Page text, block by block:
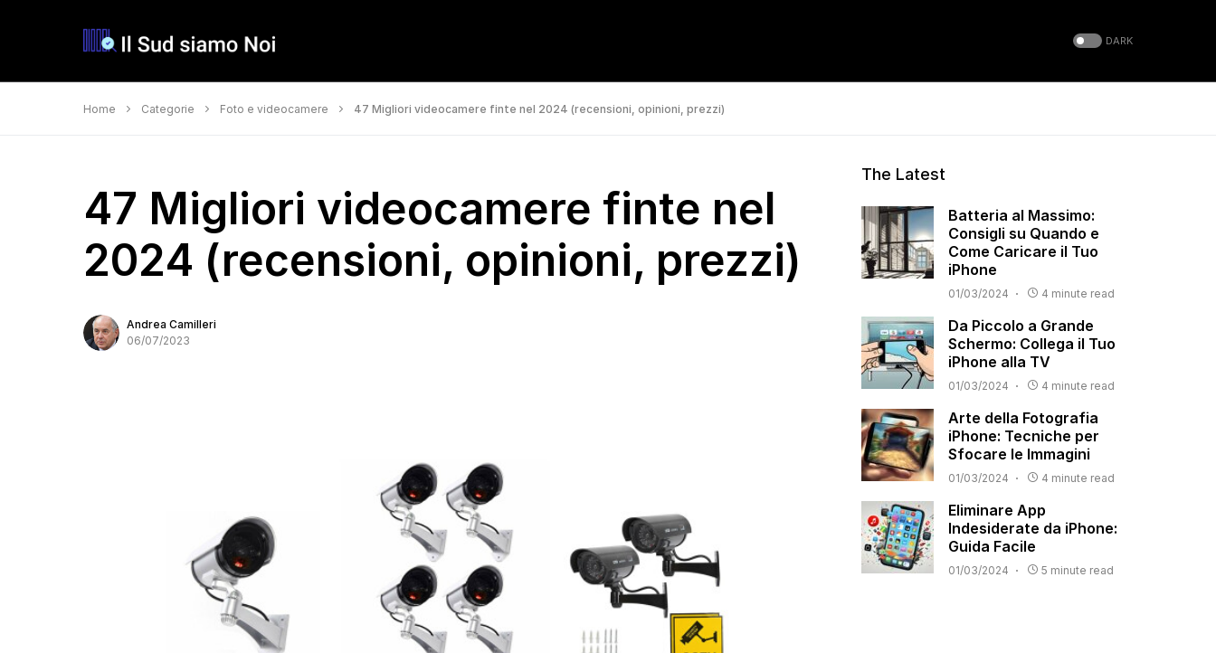
DARK
Home Categorie Foto e videocamere 47 Migliori videocamere finte nel 2024 (recensioni, opinioni, prezzi)
47 Migliori videocamere finte nel
2024 (recensioni, opinioni, prezzi)
Andrea Camilleri
06/07/2023
The Latest
Batteria al Massimo:
Consigli su Quando e
Come Caricare il Tuo
iPhone
01/03/2024 4 minute read
Da Piccolo a Grande
Schermo: Collega il Tuo
iPhone alla TV
01/03/2024 4 minute read
Arte della Fotografia
iPhone: Tecniche per
Sfocare le Immagini
01/03/2024 4 minute read
Eliminare App
Indesiderate da iPhone:
Guida Facile
01/03/2024 5 minute read